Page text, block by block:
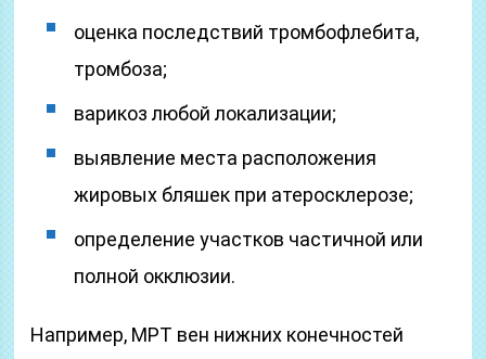
оценка последствий тромбофлебита,
тромбоза;
варикоз любой локализации;
выявление места расположения
жировых бляшек при атеросклерозе;
определение участков частичной или
полной окклюзии.
Например, МРТ вен нижних конечностей